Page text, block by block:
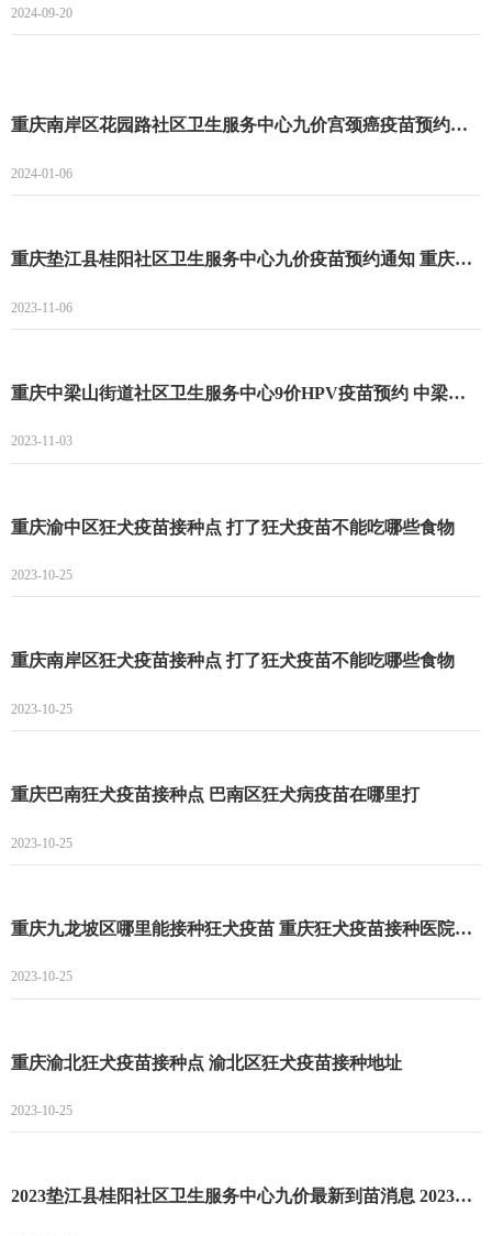
2024-09-20
重庆南岸区花园路社区卫生服务中心九价宫颈癌疫苗预约登记开始 南岸区花园路社区九价宫颈癌疫苗预约
2024-01-06
重庆垫江县桂阳社区卫生服务中心九价疫苗预约通知 重庆垫江县桂阳社区卫生服务中心九价疫苗预约指南
2023-11-06
重庆中梁山街道社区卫生服务中心9价HPV疫苗预约 中梁山街道社区卫生服务中心9价预约时间
2023-11-03
重庆渝中区狂犬疫苗接种点 打了狂犬疫苗不能吃哪些食物
2023-10-25
重庆南岸区狂犬疫苗接种点 打了狂犬疫苗不能吃哪些食物
2023-10-25
重庆巴南狂犬疫苗接种点 巴南区狂犬病疫苗在哪里打
2023-10-25
重庆九龙坡区哪里能接种狂犬疫苗 重庆狂犬疫苗接种医院名单一览
2023-10-25
重庆渝北狂犬疫苗接种点 渝北区狂犬疫苗接种地址
2023-10-25
2023垫江县桂阳社区卫生服务中心九价最新到苗消息 2023垫江县桂阳社区卫生服务中心九价预约流程